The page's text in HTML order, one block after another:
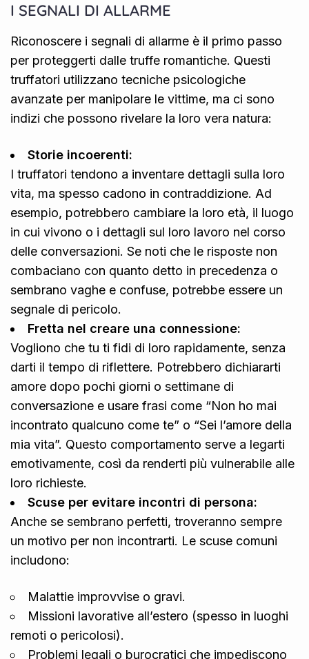
I SEGNALI DI ALLARME
Riconoscere i segnali di allarme è il primo passo
per proteggerti dalle truffe romantiche. Questi
truffatori utilizzano tecniche psicologiche
avanzate per manipolare le vittime, ma ci sono
indizi che possono rivelare la loro vera natura:
Storie incoerenti:
I truffatori tendono a inventare dettagli sulla loro
vita, ma spesso cadono in contraddizione. Ad
esempio, potrebbero cambiare la loro età, il luogo
in cui vivono o i dettagli sul loro lavoro nel corso
delle conversazioni. Se noti che le risposte non
combaciano con quanto detto in precedenza o
sembrano vaghe e confuse, potrebbe essere un
segnale di pericolo.
Fretta nel creare una connessione:
Vogliono che tu ti fidi di loro rapidamente, senza
darti il tempo di riflettere. Potrebbero dichiararti
amore dopo pochi giorni o settimane di
conversazione e usare frasi come “Non ho mai
incontrato qualcuno come te” o “Sei l’amore della
mia vita”. Questo comportamento serve a legarti
emotivamente, così da renderti più vulnerabile alle
loro richieste.
Scuse per evitare incontri di persona:
Anche se sembrano perfetti, troveranno sempre
un motivo per non incontrarti. Le scuse comuni
includono:
Malattie improvvise o gravi.
Missioni lavorative all’estero (spesso in luoghi
remoti o pericolosi).
Problemi legali o burocratici che impediscono